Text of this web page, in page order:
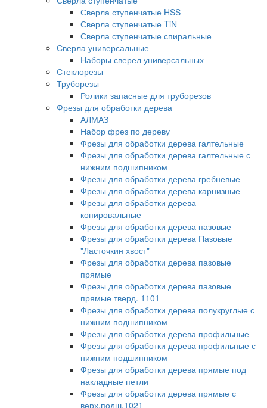
Сверла ступенчатые HSS
Сверла ступенчатые TiN
Сверла ступенчатые спиральные
Сверла универсальные
Наборы сверел универсальных
Стеклорезы
Труборезы
Ролики запасные для труборезов
Фрезы для обработки дерева
АЛМАЗ
Набор фрез по дереву
Фрезы для обработки дерева галтельные
Фрезы для обработки дерева галтельные с
нижним подшипником
Фрезы для обработки дерева гребневые
Фрезы для обработки дерева карнизные
Фрезы для обработки дерева
копировальные
Фрезы для обработки дерева пазовые
Фрезы для обработки дерева Пазовые
"Ласточкин хвост"
Фрезы для обработки дерева пазовые
прямые
Фрезы для обработки дерева пазовые
прямые тверд. 1101
Фрезы для обработки дерева полукруглые с
нижним подшипником
Фрезы для обработки дерева профильные
Фрезы для обработки дерева профильные с
нижним подшипником
Фрезы для обработки дерева прямые под
накладные петли
Фрезы для обработки дерева прямые с
верх.подш.1021